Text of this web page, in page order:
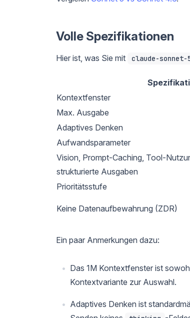
Volle Spezifikationen
Hier ist, was Sie mit claude-sonnet-
Kontextfenster
Max. Ausgabe
Adaptives Denken
Aufwandsparameter
Vision, Prompt-Caching, Tool-
strukturierte Ausgaben
Prioritätsstufe
Keine Datenaufbewahrung (ZDR)
Ein paar Anmerkungen dazu:
Das 1M Kontextfenster ist
Kontextvariante zur Auswahl.
Adaptives Denken ist